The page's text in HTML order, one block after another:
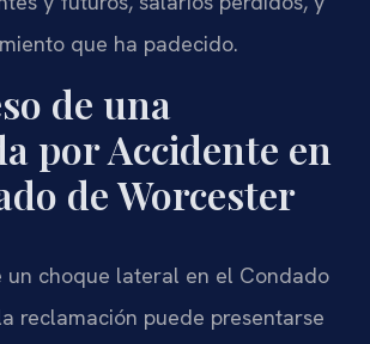
que ha padecido.
de una
por Accidente en
de Worcester
un choque lateral en el Condado
reclamación puede presentarse